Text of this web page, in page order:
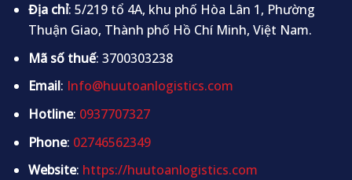
Địa chỉ: 5/219 tổ 4A, khu phố Hòa Lân 1, Phường
Thuận Giao, Thành phố Hồ Chí Minh, Việt Nam.
Mã số thuế: 3700303238
Email: Info@huutoanlogistics.com
Hotline: 0937707327
Phone: 02746562349
Website: https://huutoanlogistics.com